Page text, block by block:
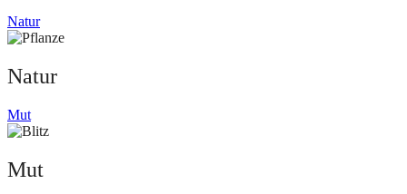
Natur
Natur
Mut
Mut